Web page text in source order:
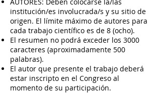
institución/es involucrada/s y su sitio de
origen. El límite máximo de autores para
cada trabajo científico es de 8 (ocho).
El resumen no podrá exceder los 3000
caracteres (aproximadamente 500
palabras).
El autor que presente el trabajo deberá
estar inscripto en el Congreso al
momento de su participación.